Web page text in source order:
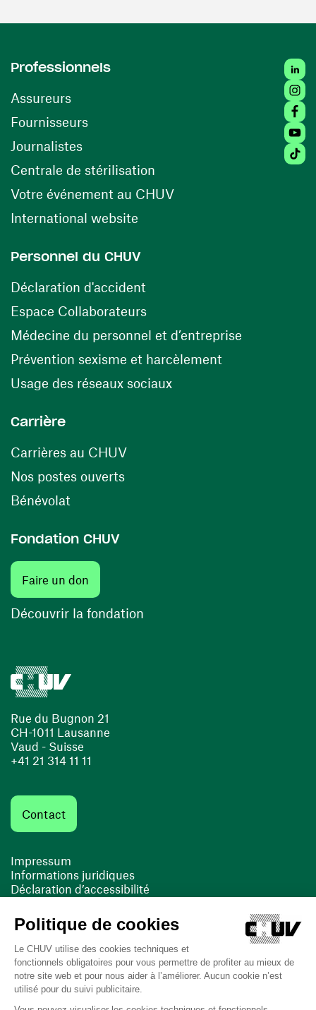
Rue du Bugnon 21
CH-1011 Lausanne
Vaud - Suisse
+41 21 314 11 11
Contact
Impressum
Informations juridiques
Déclaration d’accessibilité
Cookies
(ouvre une nouvelle fenêtre)
Professionnels
Assureurs
Fournisseurs(ouvre une nouvelle fenêtre)
Journalistes
Centrale de stérilisation (ouvre une nouvelle
Votre événement au CHUV(ouvre une nouvelle
International website
Personnel du CHUV
Déclaration d'accident
Espace Collaborateurs(ouvre une nouvelle fenêtre)
Médecine du personnel et d’entreprise
Prévention sexisme et harcèlement
Usage des réseaux sociaux(ouvre une nouvelle
Carrière
Carrières au CHUV(ouvre une nouvelle fenêtre)
Nos postes ouverts(ouvre une nouvelle fenêtre)
Bénévolat
Fondation CHUV
Faire un don
Découvrir la fondation